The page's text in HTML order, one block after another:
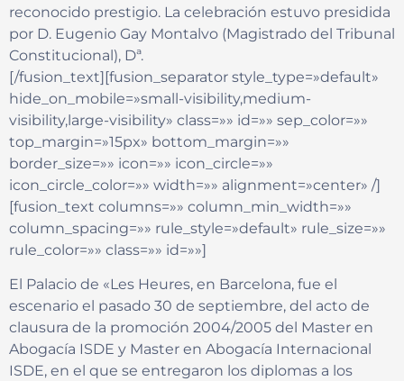
reconocido prestigio. La celebración estuvo presidida
por D. Eugenio Gay Montalvo (Magistrado del Tribunal
Constitucional), Dª.
[/fusion_text][fusion_separator style_type=»default»
hide_on_mobile=»small-visibility,medium-
visibility,large-visibility» class=»» id=»» sep_color=»»
top_margin=»15px» bottom_margin=»»
border_size=»» icon=»» icon_circle=»»
icon_circle_color=»» width=»» alignment=»center» /]
[fusion_text columns=»» column_min_width=»»
column_spacing=»» rule_style=»default» rule_size=»»
rule_color=»» class=»» id=»»]
El Palacio de «Les Heures, en Barcelona, fue el
escenario el pasado 30 de septiembre, del acto de
clausura de la promoción 2004/2005 del Master en
Abogacía ISDE y Master en Abogacía Internacional
ISDE, en el que se entregaron los diplomas a los